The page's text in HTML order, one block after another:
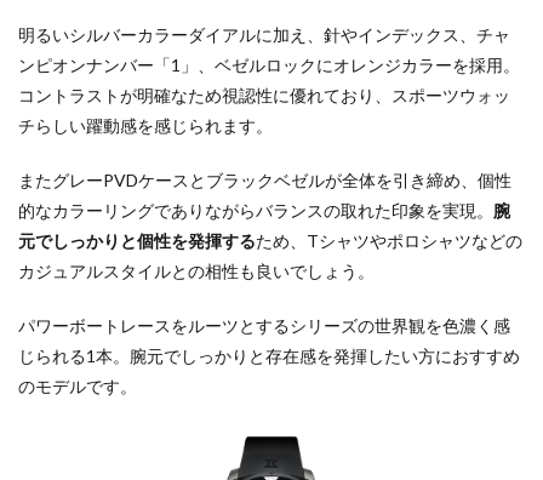
明るいシルバーカラーダイアルに加え、針やインデックス、チャ
ンピオンナンバー「1」、ベゼルロックにオレンジカラーを採用。
コントラストが明確なため視認性に優れており、スポーツウォッ
チらしい躍動感を感じられます。
またグレーPVDケースとブラックベゼルが全体を引き締め、個性
的なカラーリングでありながらバランスの取れた印象を実現。 腕
元でしっかりと個性を発揮するため、Tシャツやポロシャツなどの
カジュアルスタイルとの相性も良いでしょう。
パワーボートレースをルーツとするシリーズの世界観を色濃く感
じられる1本。腕元でしっかりと存在感を発揮したい方におすすめ
のモデルです。